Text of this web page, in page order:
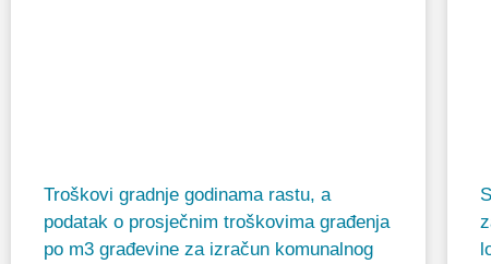
Troškovi gradnje godinama rastu, a
podatak o prosječnim troškovima građenja
po m3 građevine za izračun komunalnog